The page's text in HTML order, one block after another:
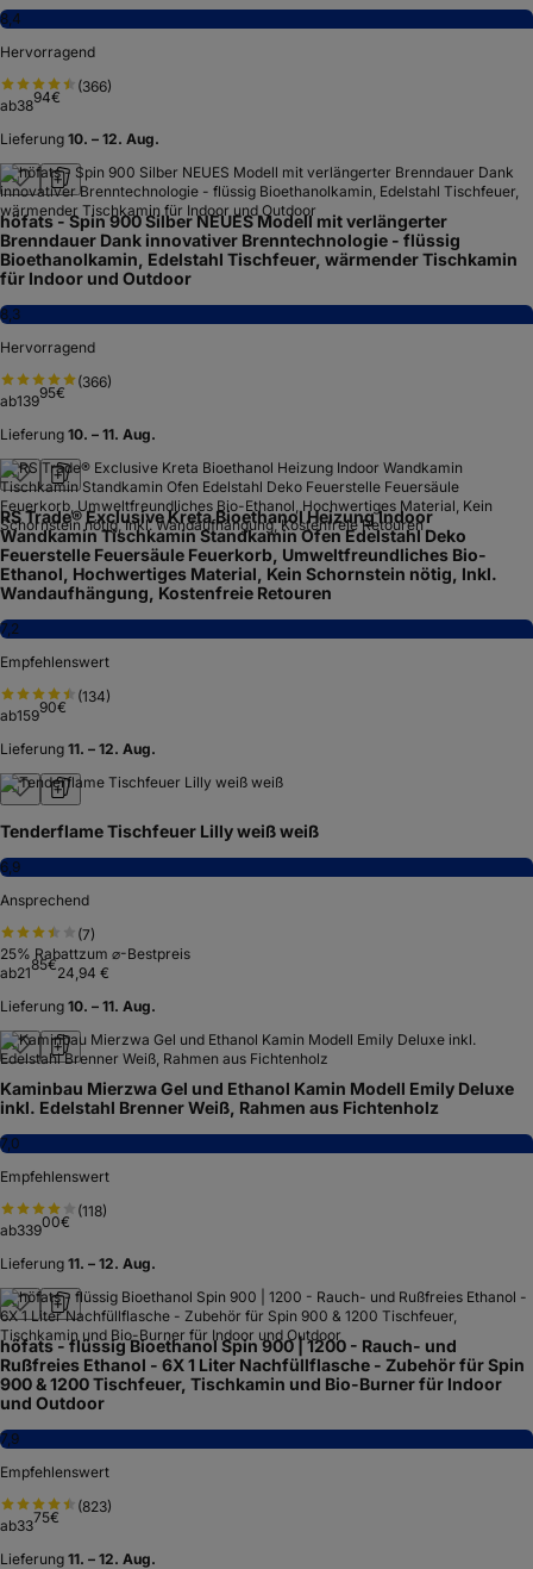
8,4
Hervorragend
(366)
ab3894€
Lieferung 10. – 12. Aug.
höfats - Spin 900 Silber NEUES Modell mit verlängerter
Brenndauer Dank innovativer Brenntechnologie - flüssig
Bioethanolkamin, Edelstahl Tischfeuer, wärmender Tischkamin
für Indoor und Outdoor
8,3
Hervorragend
(366)
ab13995€
Lieferung 10. – 11. Aug.
RS Trade® Exclusive Kreta Bioethanol Heizung Indoor
Wandkamin Tischkamin Standkamin Ofen Edelstahl Deko
Feuerstelle Feuersäule Feuerkorb, Umweltfreundliches Bio-
Ethanol, Hochwertiges Material, Kein Schornstein nötig, Inkl.
Wandaufhängung, Kostenfreie Retouren
7,2
Empfehlenswert
(134)
ab15990€
Lieferung 11. – 12. Aug.
Tenderflame Tischfeuer Lilly weiß weiß
6,9
Ansprechend
(7)
25% Rabattzum ⌀-Bestpreis
ab2185€24,94 €
Lieferung 10. – 11. Aug.
Kaminbau Mierzwa Gel und Ethanol Kamin Modell Emily Deluxe
inkl. Edelstahl Brenner Weiß, Rahmen aus Fichtenholz
7,0
Empfehlenswert
(118)
ab33900€
Lieferung 11. – 12. Aug.
höfats - flüssig Bioethanol Spin 900 | 1200 - Rauch- und
Rußfreies Ethanol - 6X 1 Liter Nachfüllflasche - Zubehör für Spin
900 & 1200 Tischfeuer, Tischkamin und Bio-Burner für Indoor
und Outdoor
7,9
Empfehlenswert
(823)
ab3375€
Lieferung 11. – 12. Aug.